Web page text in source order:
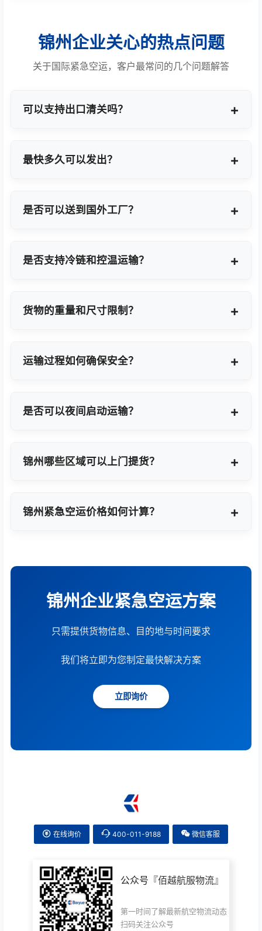
锦州企业关心的热点问题
关于国际紧急空运，客户最常问的几个问题解答
可以支持出口清关吗？
最快多久可以发出？
是否可以送到国外工厂？
是否支持冷链和控温运输？
货物的重量和尺寸限制？
货物特性推荐最优方案。
运输过程如何确保安全？
忧。
是否可以夜间启动运输？
锦州哪些区域可以上门提货？
锦州紧急空运价格如何计算？
锦州企业紧急空运方案
只需提供货物信息、目的地与时间要求
我们将立即为您制定最快解决方案
立即询价
在线询价 400-011-9188 微信客服
公众号『佰越航服物流』
第一时间了解最新航空物流动态
扫码关注公众号